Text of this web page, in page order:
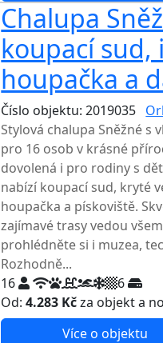
Chalupa
koupací
houpačka a
Číslo objektu: 2019035
Stylová chalupa Sněžné s
pro 16 osob v krásné
dovolená i pro rodiny s
nabízí koupací sud, kryté
houpačka a pískoviště.
zajímavé trasy vedou
prohlédněte si i muzea,
Rozhodně...
16
6
Od:4.283 Kčza objekt a
Více o objektu